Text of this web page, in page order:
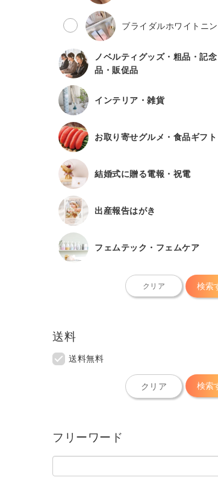
ブライダルホワイトニ
ノベルティグッズ・粗品・記念
品・販促品
インテリア・雑貨
お取り寄せグルメ・食品ギフト
結婚式に贈る電報・祝電
出産報告はがき
フェムテック・フェムケア
検索
クリア
送料
送料無料
検索
クリア
フリーワード